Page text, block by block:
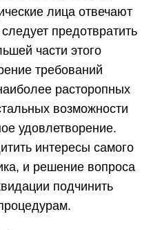
лица отвечают
предотвратить
части этого
требований
расторопных
возможности
удовлетворение.
интересы самого
и решение вопроса
подчинить